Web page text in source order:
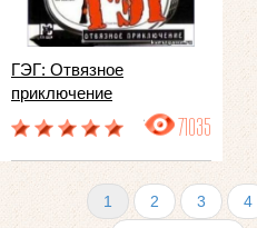
ГЭГ: Отвязное
приключение
71035
1 2 3
4